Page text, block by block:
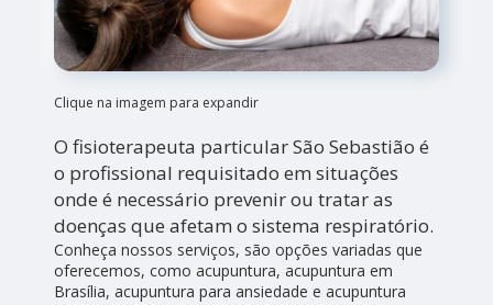
Clique na imagem para expandir
O fisioterapeuta particular São Sebastião é
o profissional requisitado em situações
onde é necessário prevenir ou tratar as
doenças que afetam o sistema respiratório.
Conheça nossos serviços, são opções variadas que
oferecemos, como acupuntura, acupuntura em
Brasília, acupuntura para ansiedade e acupuntura